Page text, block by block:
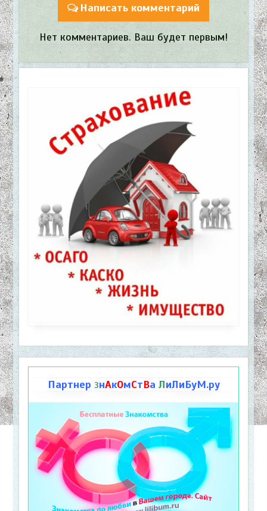
Написать комментарий
Нет комментариев. Ваш будет первым!
Партнер ЗнАкОмСтВа ЛиЛиБуМ.ру